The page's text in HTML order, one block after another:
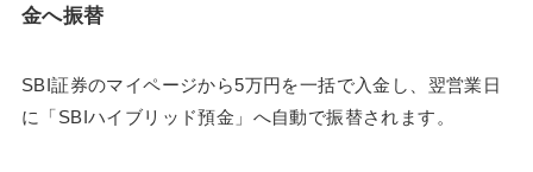
金へ振替
SBI証券のマイページから5万円を一括で入金し、翌営業日
に「SBIハイブリッド預金」へ自動で振替されます。